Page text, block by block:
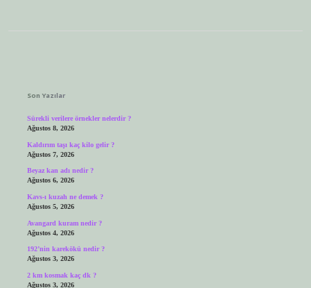
Son Yazılar
Sürekli verilere örnekler nelerdir ?
Ağustos 8, 2026
Kaldırım taşı kaç kilo gelir ?
Ağustos 7, 2026
Beyaz kan adı nedir ?
Ağustos 6, 2026
Kavs-ı kuzah ne demek ?
Ağustos 5, 2026
Avangard kuram nedir ?
Ağustos 4, 2026
192’nin karekökü nedir ?
Ağustos 3, 2026
2 km kosmak kaç dk ?
Ağustos 3, 2026